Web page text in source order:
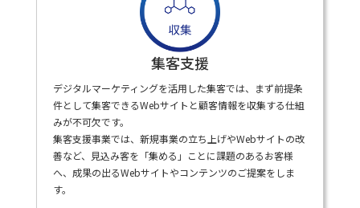
集客支援
デジタルマーケティングを活用した集客では、まず前提条
件として集客できるWebサイトと顧客情報を収集する仕組
みが不可欠です。
集客支援事業では、新規事業の立ち上げやWebサイトの改
善など、見込み客を「集める」ことに課題のあるお客様
へ、成果の出るWebサイトやコンテンツのご提案をしま
す。